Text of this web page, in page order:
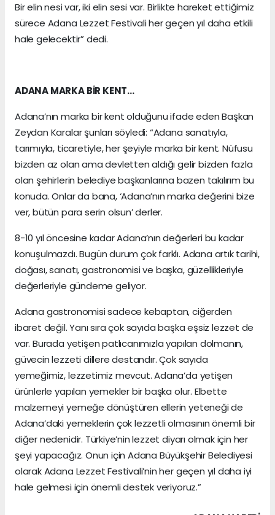
Bir elin nesi var, iki elin sesi var. Birlikte hareket ettiğimiz
sürece Adana Lezzet Festivali her geçen yıl daha etkili
hale gelecektir” dedi.
ADANA MARKA BİR KENT…
Adana’nın marka bir kent olduğunu ifade eden Başkan
Zeydan Karalar şunları söyledi: “Adana sanatıyla,
tarımıyla, ticaretiyle, her şeyiyle marka bir kent. Nüfusu
bizden az olan ama devletten aldığı gelir bizden fazla
olan şehirlerin belediye başkanlarına bazen takılırım bu
konuda. Onlar da bana, ‘Adana’nın marka değerini bize
ver, bütün para serin olsun’ derler.
8-10 yıl öncesine kadar Adana’nın değerleri bu kadar
konuşulmazdı. Bugün durum çok farklı. Adana artık tarihi,
doğası, sanatı, gastronomisi ve başka, güzellikleriyle
değerleriyle gündeme geliyor.
Adana gastronomisi sadece kebaptan, ciğerden
ibaret değil. Yanı sıra çok sayıda başka eşsiz lezzet de
var. Burada yetişen patlıcanımızla yapılan dolmanın,
güvecin lezzeti dillere destandır. Çok sayıda
yemeğimiz, lezzetimiz mevcut. Adana’da yetişen
ürünlerle yapılan yemekler bir başka olur. Elbette
malzemeyi yemeğe dönüştüren ellerin yeteneği de
Adana’daki yemeklerin çok lezzetli olmasının önemli bir
diğer nedenidir. Türkiye’nin lezzet diyarı olmak için her
şeyi yapacağız. Onun için Adana Büyükşehir Belediyesi
olarak Adana Lezzet Festivali’nin her geçen yıl daha iyi
hale gelmesi için önemli destek veriyoruz.”